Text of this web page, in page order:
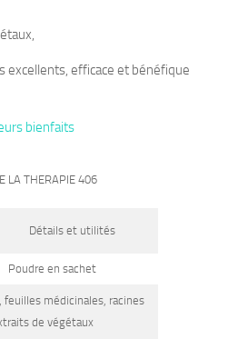
excellents, efficace et bénéfique
bienfaits
LA THERAPIE 406
Détails et utilités
en sachet
médicinales, racines
de végétaux